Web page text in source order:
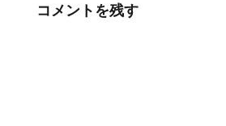
コメントを残す